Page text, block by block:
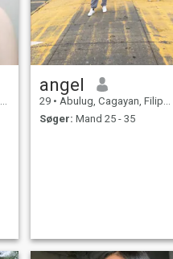
angel
29 • Abulug, Cagayan, Filippinerne
Søger: Mand 25 - 35